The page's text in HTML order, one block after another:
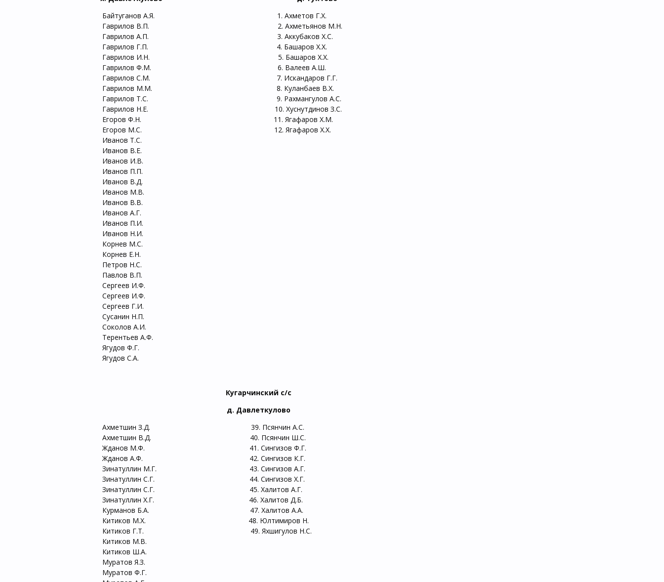
Байтуганов А.Я. 1. Ахметов Г.Х.
Гаврилов В.П. 2. Ахметьянов М.Н.
Гаврилов А.П. 3. Аккубаков Х.С.
Гаврилов Г.П. 4. Башаров Х.Х.
Гаврилов И.Н. 5. Башаров Х.Х.
Гаврилов Ф.М. 6. Валеев А.Ш.
Гаврилов С.М. 7. Искандаров Г.Г.
Гаврилов М.М. 8. Куланбаев В.Х.
Гаврилов Т.С. 9. Рахмангулов А.С.
Гаврилов Н.Е. 10. Хуснутдинов З.С.
Егоров Ф.Н. 11. Ягафаров Х.М.
Егоров М.С. 12. Ягафаров Х.Х.
Иванов Т.С.
Иванов В.Е.
Иванов И.В.
Иванов П.П.
Иванов В.Д.
Иванов М.В.
Иванов В.В.
Иванов А.Г.
Иванов П.И.
Иванов Н.И.
Корнев М.С.
Корнев Е.Н.
Петров Н.С.
Павлов В.П.
Сергеев И.Ф.
Сергеев И.Ф.
Сергеев Г.И.
Сусанин Н.П.
Соколов А.И.
Терентьев А.Ф.
Ягудов Ф.Г.
Ягудов С.А.
Кугарчинский с/с
д. Давлеткулово
Ахметшин З.Д. 39. Псянчин А.С.
Ахметшин В.Д. 40. Псянчин Ш.С.
Жданов М.Ф. 41. Сингизов Ф.Г.
Жданов А.Ф. 42. Сингизов К.Г.
Зинатуллин М.Г. 43. Сингизов А.Г.
Зинатуллин С.Г. 44. Сингизов Х.Г.
Зинатуллин С.Г. 45. Халитов А.Г.
Зинатуллин Х.Г. 46. Халитов Д.Б.
Курманов Б.А. 47. Халитов А.А.
Китиков М.Х. 48. Юлтимиров Н.
Китиков Г.Т. 49. Яхшигулов Н.С.
Китиков М.В.
Китиков Ш.А.
Муратов Я.З.
Муратов Ф.Г.